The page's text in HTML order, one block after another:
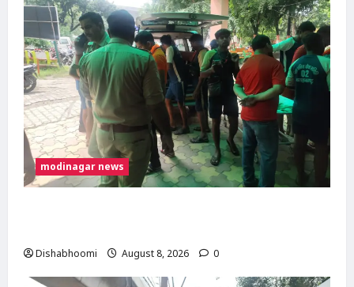
modinagar news
Dishabhoomi August 8, 2026 0